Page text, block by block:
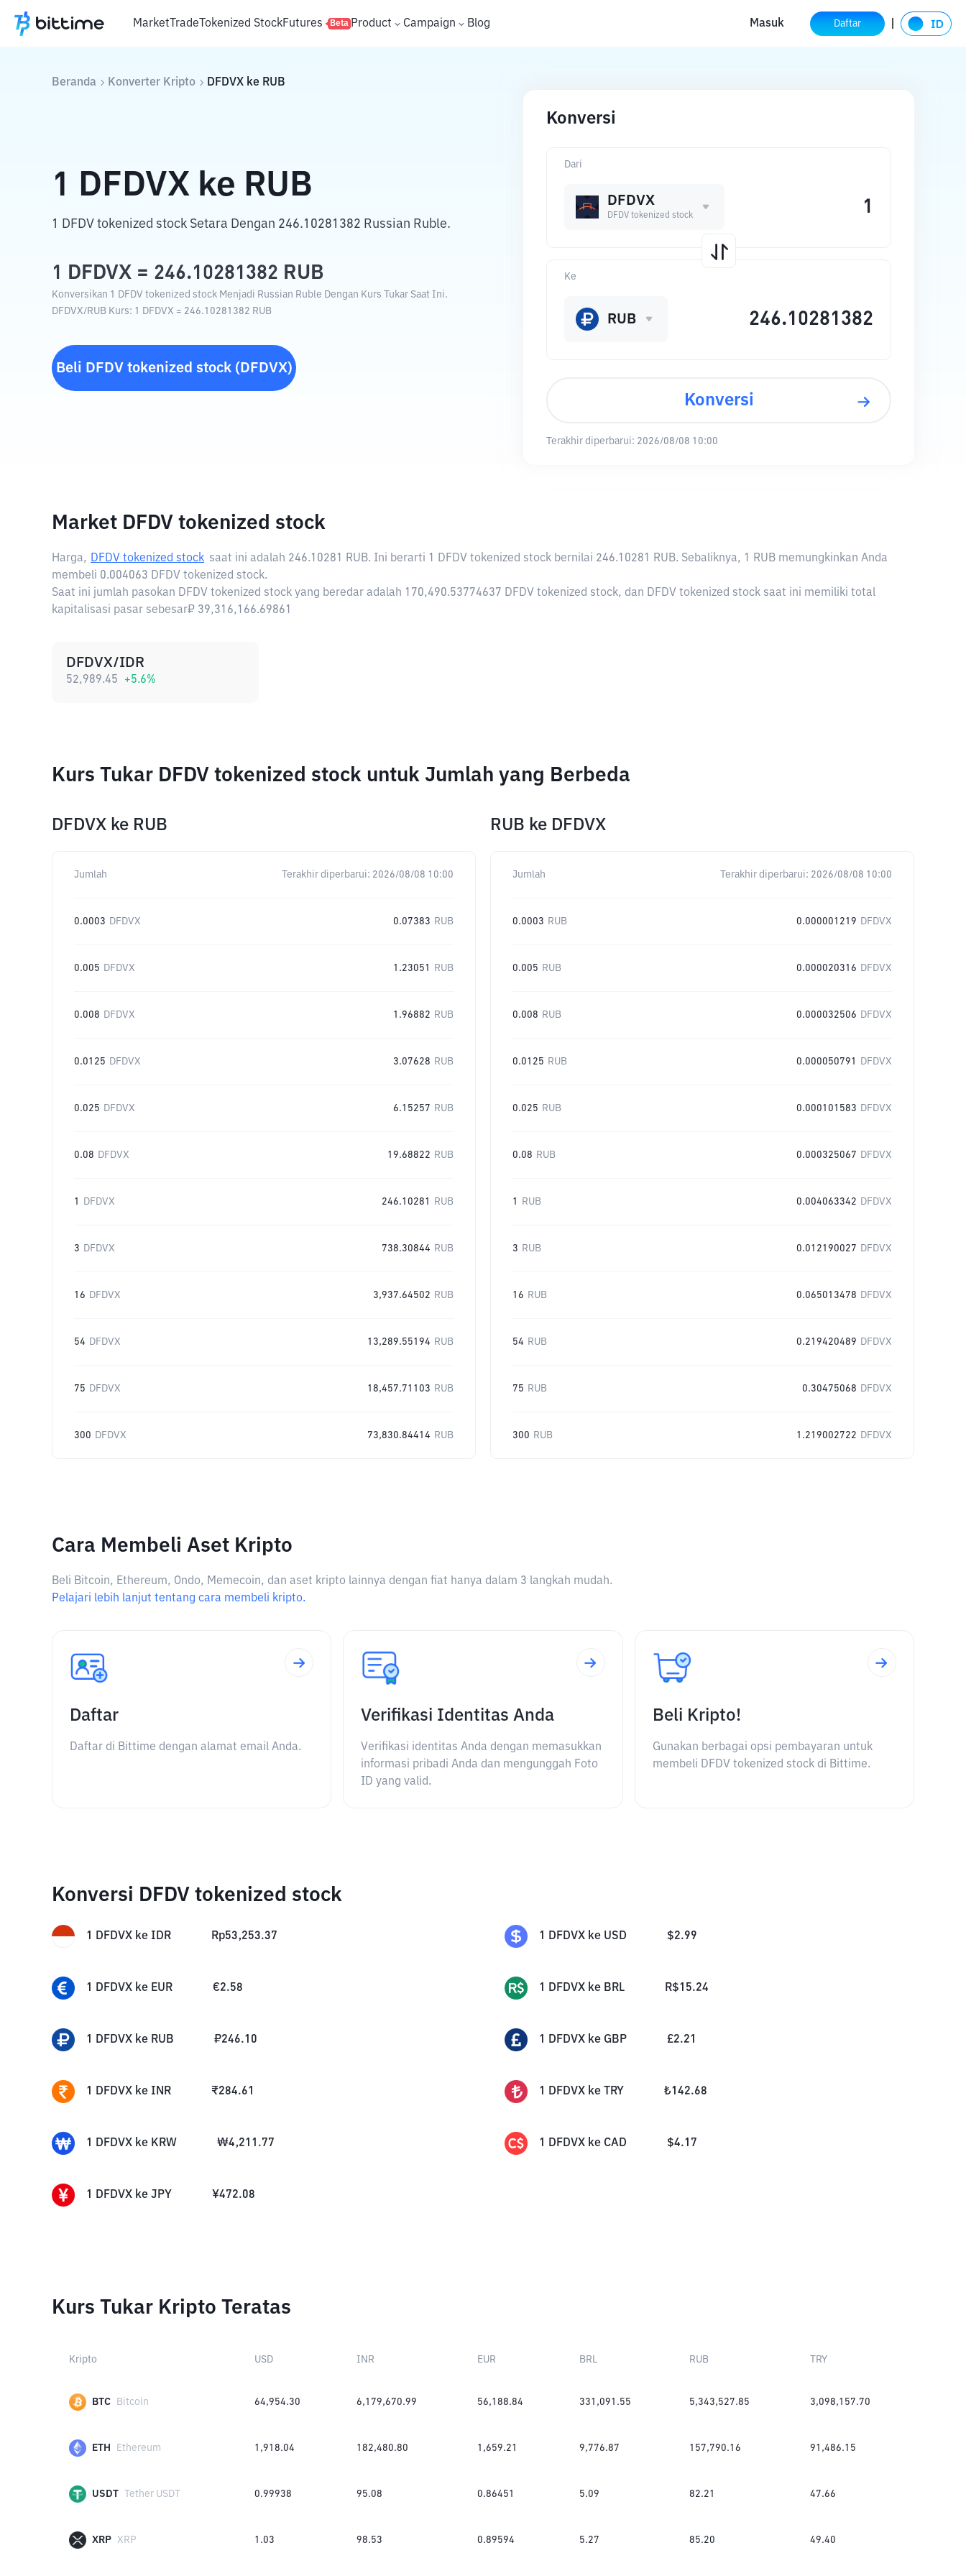
MarketTradeTokenized StockFutures Beta Product Campaign Blog Masuk Daftar
Beranda Konverter Kripto DFDVX ke RUB
1 DFDVX ke RUB
1 DFDV tokenized stock Setara Dengan 246.10281382 Russian Ruble.
1 DFDVX = 246.10281382 RUB
Konversikan 1 DFDV tokenized stock Menjadi Russian Ruble Dengan Kurs Tukar Saat Ini.
DFDVX/RUB Kurs: 1 DFDVX = 246.10281382 RUB
Beli DFDV tokenized stock( DFDVX)
Konversi
Dari
DFDVX
DFDV tokenized stock
Ke
RUB
Konversi
Terakhir diperbarui: 2026/08/08 10:00
Market DFDV tokenized stock
Harga, DFDV tokenized stock saat ini adalah 246.10281 RUB. Ini berarti 1 DFDV tokenized stock bernilai 246.10281 RUB. Sebaliknya, 1 RUB memungkinkan Anda
membeli 0.004063 DFDV tokenized stock.
Saat ini jumlah pasokan DFDV tokenized stock yang beredar adalah 170,490.53774637 DFDV tokenized stock, dan DFDV tokenized stock saat ini memiliki total
kapitalisasi pasar sebesar₽ 39,316,166.69861
DFDVX/IDR
52,989.45 +5.6%
Kurs Tukar DFDV tokenized stock untuk Jumlah yang Berbeda
DFDVX ke RUB
Jumlah Terakhir diperbarui: 2026/08/08 10:00
0.0003 DFDVX 0.07383 RUB
0.005 DFDVX 1.23051 RUB
0.008 DFDVX 1.96882 RUB
0.0125 DFDVX 3.07628 RUB
0.025 DFDVX 6.15257 RUB
0.08 DFDVX 19.68822 RUB
1 DFDVX 246.10281 RUB
3 DFDVX 738.30844 RUB
16 DFDVX 3,937.64502 RUB
54 DFDVX 13,289.55194 RUB
75 DFDVX 18,457.71103 RUB
300 DFDVX 73,830.84414 RUB
RUB ke DFDVX
Jumlah Terakhir diperbarui: 2026/08/08 10:00
0.0003 RUB 0.000001219 DFDVX
0.005 RUB 0.000020316 DFDVX
0.008 RUB 0.000032506 DFDVX
0.0125 RUB 0.000050791 DFDVX
0.025 RUB 0.000101583 DFDVX
0.08 RUB 0.000325067 DFDVX
1 RUB 0.004063342 DFDVX
3 RUB 0.012190027 DFDVX
16 RUB 0.065013478 DFDVX
54 RUB 0.219420489 DFDVX
75 RUB 0.30475068 DFDVX
300 RUB 1.219002722 DFDVX
Cara Membeli Aset Kripto
Beli Bitcoin, Ethereum, Ondo, Memecoin, dan aset kripto lainnya dengan fiat hanya dalam 3 langkah mudah.
Pelajari lebih lanjut tentang cara membeli kripto.
Daftar
Daftar di Bittime dengan alamat email Anda.
Verifikasi Identitas Anda
Verifikasi identitas Anda dengan memasukkan
informasi pribadi Anda dan mengunggah Foto
ID yang valid.
Beli Kripto!
Gunakan berbagai opsi pembayaran untuk
membeli DFDV tokenized stock di Bittime.
Konversi DFDV tokenized stock
1 DFDVX ke IDR Rp53,253.37 1 DFDVX ke USD $2.99
1 DFDVX ke EUR €2.58 1 DFDVX ke BRL R$15.24
1 DFDVX ke RUB ₽246.10 1 DFDVX ke GBP £2.21
1 DFDVX ke INR ₹284.61 1 DFDVX ke TRY ₺142.68
1 DFDVX ke KRW ₩4,211.77 1 DFDVX ke CAD $4.17
1 DFDVX ke JPY ¥472.08
Kurs Tukar Kripto Teratas
Kripto USD INR EUR BRL RUB TRY
BTC Bitcoin 64,954.30 6,179,670.99 56,188.84 331,091.55 5,343,527.85 3,098,157.70
ETH Ethereum 1,918.04 182,480.80 1,659.21 9,776.87 157,790.16 91,486.15
USDT Tether USDT 0.99938 95.08 0.86451 5.09 82.21 47.66
XRP XRP 1.03 98.53 0.89594 5.27 85.20 49.40